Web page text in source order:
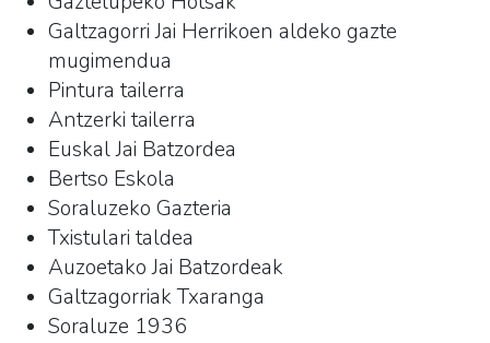
Galtzagorri Jai Herrikoen aldeko gazte
mugimendua
Pintura tailerra
Antzerki tailerra
Euskal Jai Batzordea
Bertso Eskola
Soraluzeko Gazteria
Txistulari taldea
Auzoetako Jai Batzordeak
Galtzagorriak Txaranga
Soraluze 1936